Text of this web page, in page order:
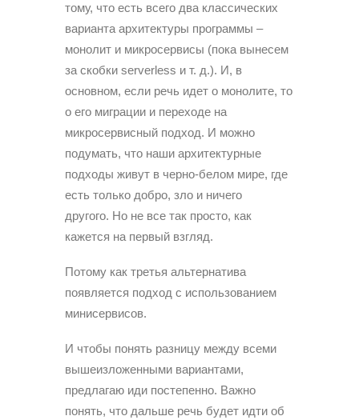
тому, что есть всего два классических
варианта архитектуры программы –
монолит и микросервисы (пока вынесем
за скобки serverless и т. д.). И, в
основном, если речь идет о монолите, то
о его миграции и переходе на
микросервисный подход. И можно
подумать, что наши архитектурные
подходы живут в черно-белом мире, где
есть только добро, зло и ничего
другого. Но не все так просто, как
кажется на первый взгляд.
Потому как третья альтернатива
появляется подход с использованием
минисервисов.
И чтобы понять разницу между всеми
вышеизложенными вариантами,
предлагаю иди постепенно. Важно
понять, что дальше речь будет идти об